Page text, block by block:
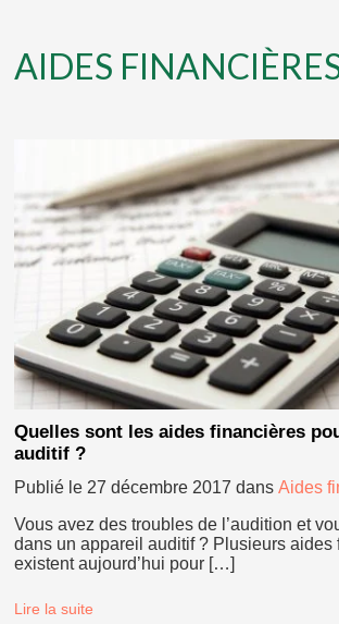
AIDES
Quelles sont les aides financières
auditif ?
Publié le 27 décembre 2017 dans Aides
Vous avez des troubles de l’audition et
dans un appareil auditif ? Plusieurs aides
existent aujourd’hui pour […]
Lire la suite